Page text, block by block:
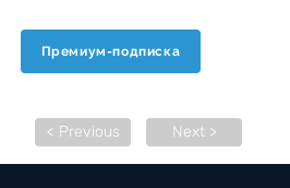
Премиум-подписка
< Previous Next >